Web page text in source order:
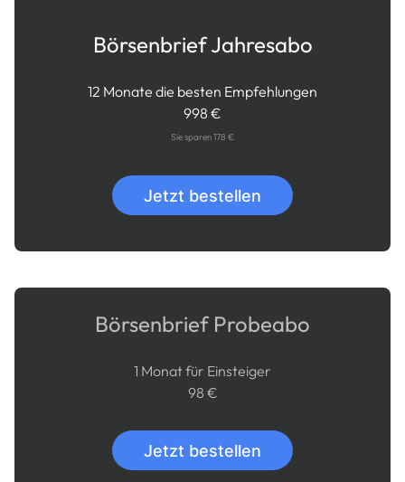
Börsenbrief Jahresabo
12 Monate die besten Empfehlungen
998 €
Sie sparen 178 €
Jetzt bestellen
Börsenbrief Probeabo
1 Monat für Einsteiger
98 €
Jetzt bestellen